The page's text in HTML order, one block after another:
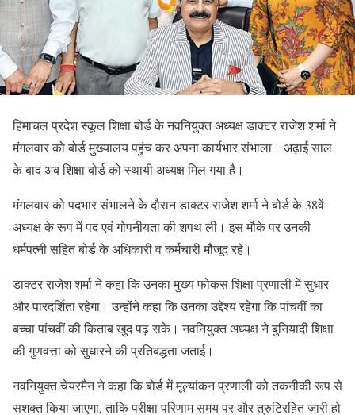
हिमाचल प्रदेश स्कूल शिक्षा बोर्ड के नवनियुक्त अध्यक्ष डाक्टर राजेश शर्मा ने
मंगलवार को बोर्ड मुख्यालय पहुंच कर अपना कार्यभार संभाला। अढ़ाई साल
के बाद अब शिक्षा बोर्ड को स्थायी अध्यक्ष मिल गया है।
मंगलवार को पदभार संभालने के दौरान डाक्टर राजेश शर्मा ने बोर्ड के 38वें
अध्यक्ष के रूप में पद एवं गोपनीयता की शपथ ली। इस मौके पर उनकी
धर्मपत्नी सहित बोर्ड के अधिकारी व कर्मचारी मौजूद रहे।
डाक्टर राजेश शर्मा ने कहा कि उनका मुख्य फोकस शिक्षा प्रणाली में सुधार
और पारदर्शिता रहेगा। उन्होंने कहा कि उनका उद्देश्य रहेगा कि पांचवीं का
बच्चा पांचवीं की किताब खुद पढ़ सके। नवनियुक्त अध्यक्ष ने बुनियादी शिक्षा
की गुणवत्ता को सुधारने की प्रतिबद्धता जताई।
नवनियुक्त चेयरमैन ने कहा कि बोर्ड में मूल्यांकन प्रणाली को तकनीकी रूप से
सशक्त किया जाएगा, ताकि परीक्षा परिणाम समय पर और त्रुटिरहित जारी हो